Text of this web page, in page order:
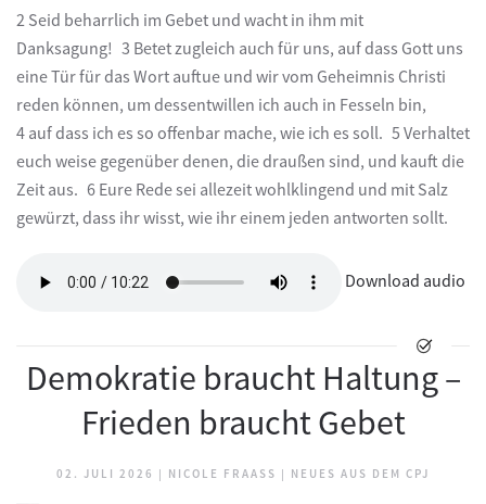
2 Seid beharrlich im Gebet und wacht in ihm mit
Danksagung! 3 Betet zugleich auch für uns, auf dass Gott uns
eine Tür für das Wort auftue und wir vom Geheimnis Christi
reden können, um dessentwillen ich auch in Fesseln bin,
4 auf dass ich es so offenbar mache, wie ich es soll. 5 Verhaltet
euch weise gegenüber denen, die draußen sind, und kauft die
Zeit aus. 6 Eure Rede sei allezeit wohlklingend und mit Salz
gewürzt, dass ihr wisst, wie ihr einem jeden antworten sollt.
Download audio
Demokratie braucht Haltung –
Frieden braucht Gebet
02. JULI 2026 | NICOLE FRAASS | NEUES AUS DEM CPJ